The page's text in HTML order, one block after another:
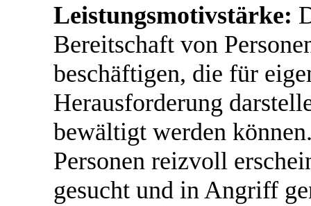
Leistungsmotivstärke:
Bereitschaft von
beschäftigen, die für
Herausforderung
bewältigt werden
Personen reizvoll
gesucht und in Angriff